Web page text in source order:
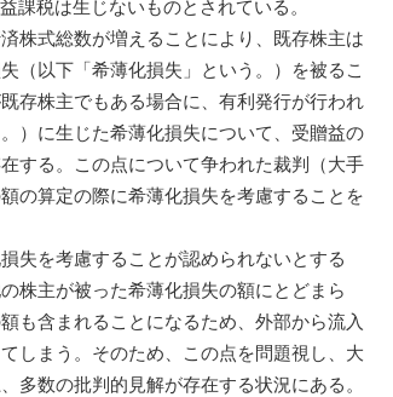
税は生じないものとされている。
株式総数が増えることにより、既存株主は
（以下「希薄化損失」という。）を被るこ
存株主でもある場合に、有利発行が行われ
）に生じた希薄化損失について、受贈益の
する。この点について争われた裁判（大手
の算定の際に希薄化損失を考慮することを
失を考慮することが認められないとする
株主が被った希薄化損失の額にとどまら
も含まれることになるため、外部から流入
しまう。そのため、この点を問題視し、大
多数の批判的見解が存在する状況にある。